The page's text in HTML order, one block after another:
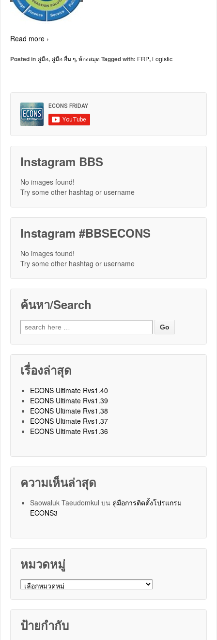
Read more ›
Posted in คู่มือ, คู่มือ อื่น ๆ,ห้องสมุด Tagged with: ERP, Logistic
Instagram BBS
No images found!
Try some other hashtag or username
Instagram #BBSECONS
No images found!
Try some other hashtag or username
ค้นหา/Search
Search for:
เรื่องล่าสุด
ECONS Ultimate Rvs1.40
ECONS Ultimate Rvs1.39
ECONS Ultimate Rvs1.38
ECONS Ultimate Rvs1.37
ECONS Ultimate Rvs1.36
ความเห็นล่าสุด
Saowaluk Taeudomkul บน คู่มือการติดตั้งโปรแกรม
ECONS3
หมวดหมู่
หมวดหมู่
ป้ายกำกับ